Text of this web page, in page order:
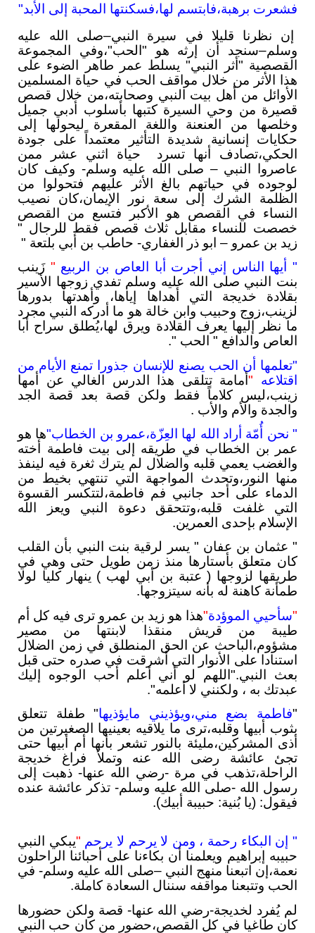
فشعرت برهبة،فابتسم لها،فسكنتها المحبة إلى الأبد"
إن نظرنا قليلا في سيرة النبي–صلى الله عليه
وسلم–سنجد أن إرثه هو "الحب"،وفي المجموعة
القصصية "أثر النبي" يسلط عمر طاهر الضوء على
هذا الأثر من خلال مواقف الحب في حياة المسلمين
الأوائل من أهل بيت النبي وصحابته،من خلال قصص
قصيرة من وحي السيرة كتبها بأسلوب أدبي جميل
وخلصها من العنعنة واللغة المقعرة ليحولها إلى
حكايات إنسانية شديدة التأثير معتمداً على جودة
الحكي،تصادف أنها تسرد حياة اثني عشر ممن
عاصروا النبي – صلى الله عليه وسلم- وكيف كان
لوجوده في حياتهم بالغ الأثر عليهم فتحولوا من
الظلمة الشرك إلى سعة نور الإيمان،كان نصيب
النساء في القصص هو الأكبر فتسع من القصص
خصصت للنساء مقابل ثلاث قصص فقط للرجال "
زيد بن عمرو – ابو ذر الغفاري- حاطب بن أبي بلتعة "
" أيها الناس إني أجرت أبا العاص بن الربيع " زَينب
بنت النبي صلى الله عليه وسلم تفدي زوجها الأسير
بقلادة خديجة التي أهداها إياها، وأهدتها بدورها
لزينب،زوج وحبيب وابن خالة هو ما أدركه النبي مجرد
ما نظر إليها يعرف القلادة ويرق لها،يُطلق سراح أبا
العاص والدافع " الحب ".
"تعلمها أن الحب يصنع للإنسان جذورا تمنع الأيام من
اقتلاعه "أمامة تتلقى هذا الدرس الغالي عن أمها
زينب،ليس كلاماً فقط ولكن قصة بعد قصة الجد
والجدة والأم والأب .
" نحن أُمّة أراد الله لها العِزّة،عمرو بن الخطاب"ها هو
عمر بن الخطاب في طريقه إلى بيت فاطمة أخته
والغضب يعمي قلبه والضلال لم يترك ثغرة فيه لينفذ
منها النور،وتحدث المواجهة التي تنتهي بخيط من
الدماء على أحد جانبي فم فاطمة،لتتكسر القسوة
التي غلفت قلبه،وتتحقق دعوة النبي ويعز الله
الإسلام بإحدى العمرين.
" عثمان بن عفان " يسر لرقية بنت النبي بأن القلب
كان متعلق بأستارها منذ زمن طويل حتى وهي في
طريقها لزوجها ( عتبة بن أبي لهب ) ينهار كليا لولا
طمأنة كاهنة له بأنه سيتزوجها.
"سأحيي الموؤدة"هذا هو زيد بن عمرو ترى فيه كل أم
طيبة من قريش منقذا لابنتها من مصير
مشؤوم،الباحث عن الحق المنطلق في زمن الضلال
استنادا على الأنوار التي أشرقت في صدره حتى قبل
بعث النبي."اللهم لو أني أعلم أحب الوجوه إليك
عبدتك به ، ولكنني لا أعلمه".
"فاطمة بضع مني،ويؤذيني مايؤذيها" طفلة تتعلق
بثوب أبيها وقلبه،ترى ما يلاقيه بعينيها الصغيرتين من
أذى المشركين،مليئة بالنور تشعر بأنها أم أبيها حتى
تجئ عائشة رضى الله عنه وتملأ فراغ خديجة
الراحلة،تذهب في مرة -رضي الله عنها- ذهبت إلى
رسول الله -صلى الله عليه وسلم- تذكر عائشة عنده
فيقول: (يا بُنية: حبيبة أبيك).
" إن البكاء رحمة ، ومن لا يرحم لا يرحم "يبكي النبي
حبيبه إبراهيم ويعلمنا أن بكاءنا على أحبائنا الراحلون
نعمة،إن اتبعنا منهج النبي –صلى الله عليه وسلم- في
الحب وتتبعنا مواقفه سننال السعادة كاملة.
لم يُفرد لخديجة-رضي الله عنها- قصة ولكن حضورها
كان طاغيا في كل القصص،حضور من كان حب النبي